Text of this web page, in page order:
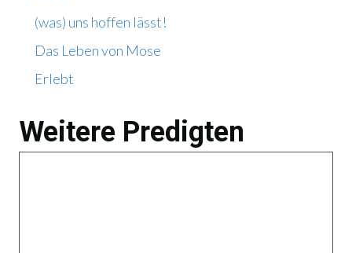
(was) uns hoffen lässt!
Das Leben von Mose
Erlebt
Weitere Predigten